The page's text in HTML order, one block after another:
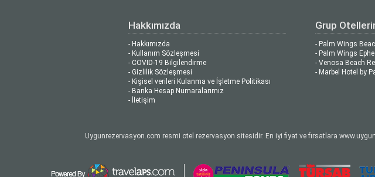
Hakkımızda
- Hakkımızda
- Kullanım Sözleşmesi
- COVID-19 Bilgilendirme
- Gizlilik Sözleşmesi
- Kişisel verileri Kulanma ve İşletme Politikası
- Banka Hesap Numaralarımız
- İletişim
Grup
- Palm Wings
- Palm Wings
- Venosa Beach
- Marbel Hotel by
Uygunrezervasyon.com resmi otel rezervasyon sitesidir. En iyi fiyat ve fırsatlara